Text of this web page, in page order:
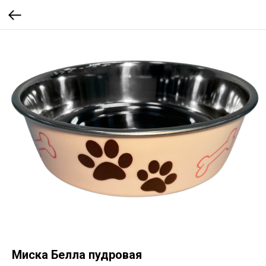
Миска Белла пудровая